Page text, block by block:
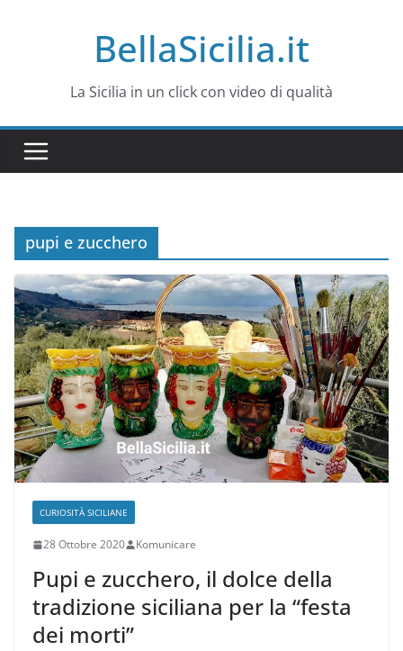
BellaSicilia.it
La Sicilia in un click con video di qualità
pupi e zucchero
CURIOSITÀ SICILIANE
28 Ottobre 2020 Komunicare
Pupi e zucchero, il dolce della
tradizione siciliana per la “festa
dei morti”